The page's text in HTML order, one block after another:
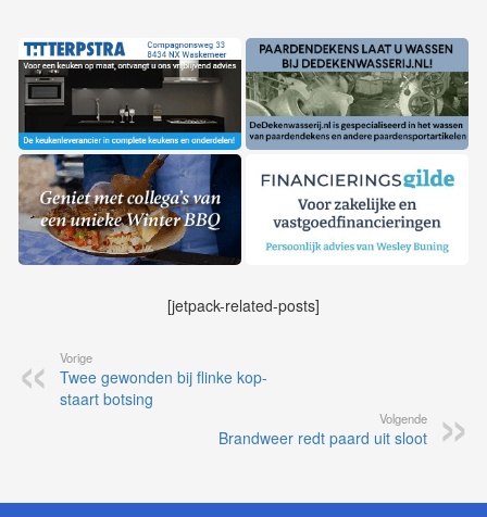
[jetpack-related-posts]
Vorige
Twee gewonden bij flinke kop-
staart botsing
Volgende
Brandweer redt paard uit sloot